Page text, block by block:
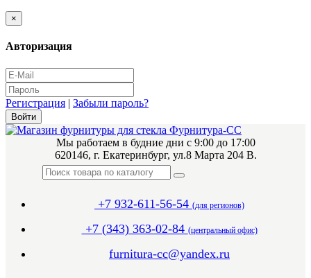
×
Авторизация
Регистрация | Забыли пароль?
Мы работаем в будние дни с 9:00 до 17:00
620146, г. Екатеринбург, ул.8 Марта 204 В.
+7 932-611-56-54 (для регионов)
+7 (343) 363-02-84 (центральный офис)
furnitura-cc@yandex.ru